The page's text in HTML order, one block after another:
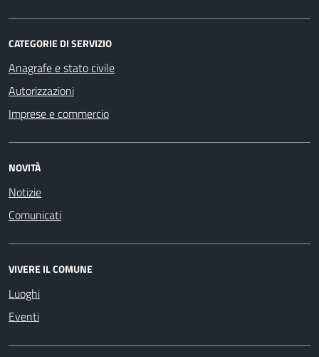
CATEGORIE DI SERVIZIO
Anagrafe e stato civile
Autorizzazioni
Imprese e commercio
NOVITÀ
Notizie
Comunicati
VIVERE IL COMUNE
Luoghi
Eventi